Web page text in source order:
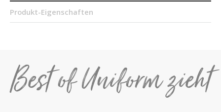
Produkt-Eigenschaften
Best of Uniform zieht